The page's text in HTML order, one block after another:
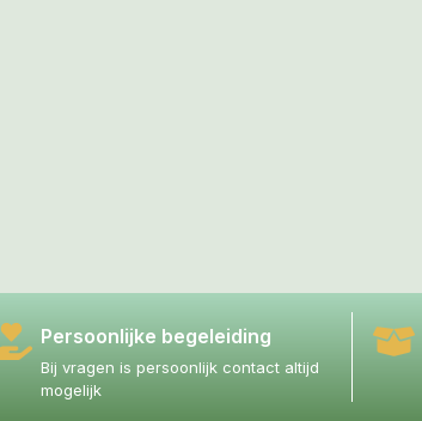
Persoonlijke begeleiding
Bij vragen is persoonlijk contact altijd
mogelijk